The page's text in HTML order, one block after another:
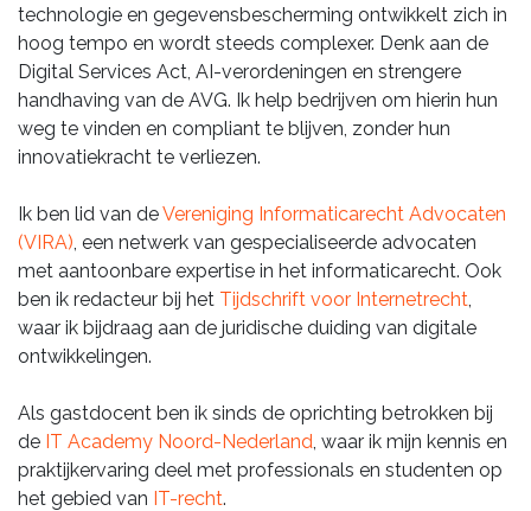
technologie en gegevensbescherming ontwikkelt zich in
hoog tempo en wordt steeds complexer. Denk aan de
Digital Services Act, AI-verordeningen en strengere
handhaving van de AVG. Ik help bedrijven om hierin hun
weg te vinden en compliant te blijven, zonder hun
innovatiekracht te verliezen.
Ik ben lid van deVereniging Informaticarecht Advocaten
(VIRA), een netwerk van gespecialiseerde advocaten
met aantoonbare expertise in het informaticarecht. Ook
ben ik redacteur bij het Tijdschrift voor Internetrecht,
waar ik bijdraag aan de juridische duiding van digitale
ontwikkelingen.
Als gastdocent ben ik sinds de oprichting betrokken bij
de IT Academy Noord-Nederland, waar ik mijn kennis en
praktijkervaring deel met professionals en studenten op
het gebied van IT-recht.